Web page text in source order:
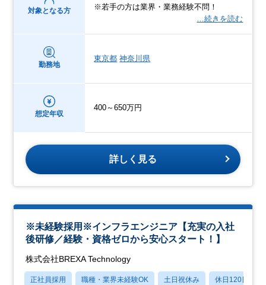
対象となる方
※若手の方は業界・業務経験不問！
…続きを読む
勤務地
東京都 神奈川県
想定年収
400～650万円
詳しく見る
※未経験採用※インフラエンジニア【充実の入社
後研修／経験・資格ゼロから安心スタート！】
株式会社BREXA Technology
正社員採用 職種・業界未経験OK 土日祝休み 休日120日以上